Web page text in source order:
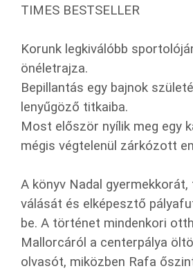
TIMES BESTSELLER
Korunk legkiválóbb
önéletrajza.
Bepillantás egy bajnok
lenyűgöző titkaiba.
Most először nyílik meg egy
mégis végtelenül zárkózott
A könyv Nadal
válását és elképesztő
be. A történet mindenkori
Mallorcáról a centerpálya
olvasót, miközben Rafa